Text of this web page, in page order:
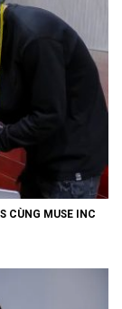
CÙNG MUSE INC